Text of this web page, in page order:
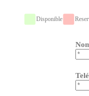
Disponible